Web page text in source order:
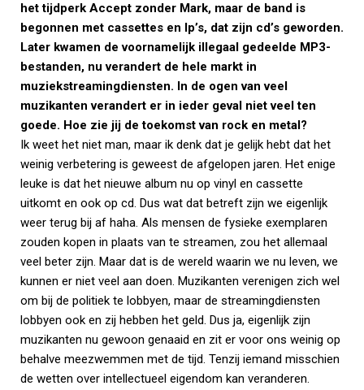
het tijdperk Accept zonder Mark, maar de band is
begonnen met cassettes en lp’s, dat zijn cd’s geworden.
Later kwamen de voornamelijk illegaal gedeelde MP3-
bestanden, nu verandert de hele markt in
muziekstreamingdiensten. In de ogen van veel
muzikanten verandert er in ieder geval niet veel ten
goede. Hoe zie jij de toekomst van rock en metal?
Ik weet het niet man, maar ik denk dat je gelijk hebt dat het
weinig verbetering is geweest de afgelopen jaren. Het enige
leuke is dat het nieuwe album nu op vinyl en cassette
uitkomt en ook op cd. Dus wat dat betreft zijn we eigenlijk
weer terug bij af haha. Als mensen de fysieke exemplaren
zouden kopen in plaats van te streamen, zou het allemaal
veel beter zijn. Maar dat is de wereld waarin we nu leven, we
kunnen er niet veel aan doen. Muzikanten verenigen zich wel
om bij de politiek te lobbyen, maar de streamingdiensten
lobbyen ook en zij hebben het geld. Dus ja, eigenlijk zijn
muzikanten nu gewoon genaaid en zit er voor ons weinig op
behalve meezwemmen met de tijd. Tenzij iemand misschien
de wetten over intellectueel eigendom kan veranderen.